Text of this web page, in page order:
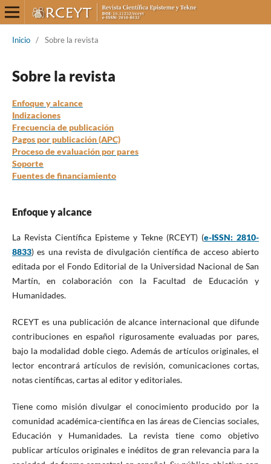
Inicio / Sobre la revista
Sobre la revista
Enfoque y alcance
Indizaciones
Frecuencia de publicación
Pagos por publicación (APC)
Proceso de evaluación por pares
Soporte
Fuentes de financiamiento
Enfoque y alcance
La Revista Científica Episteme y Tekne (RCEYT) (e-ISSN: 2810-
8833) es una revista de divulgación científica de acceso abierto
editada por el Fondo Editorial de la Universidad Nacional de San
Martín, en colaboración con la Facultad de Educación y
Humanidades.
RCEYT es una publicación de alcance internacional que difunde
contribuciones en español rigurosamente evaluadas por pares,
bajo la modalidad doble ciego. Además de artículos originales, el
lector encontrará artículos de revisión, comunicaciones cortas,
notas científicas, cartas al editor y editoriales.
Tiene como misión divulgar el conocimiento producido por la
comunidad académica-científica en las áreas deCiencias sociales,
Educación y Humanidades. La revista tiene como objetivo
publicar artículos originales e inéditos de gran relevancia para la